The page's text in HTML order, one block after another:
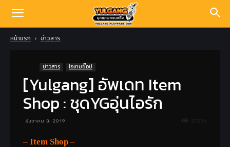
หน้าแรก ข่าวสาร
ข่าวสาร ไอเทมช๊อป
[Yulgang] อัพเดท Item
Shop : ชุดYGอุ่นไอรัก
ธันวาคม 3, 2019 27226
– Item Shop –